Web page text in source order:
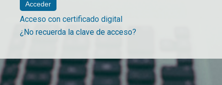
Acceso con certificado digital
¿No recuerda la clave de acceso?